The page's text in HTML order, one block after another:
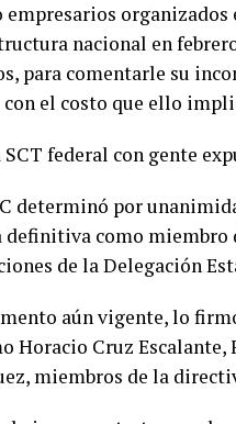
empresarios
nacional en
para comentarle su
el costo que ello
SCT federal con gente
determinó por
definitiva como miembro
de la Delegación
aún vigente, lo
Horacio Cruz
miembros de la